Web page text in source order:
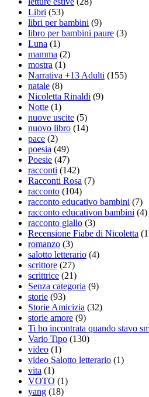
Libri (53)
libri per bambini (9)
libro per bambini paure (3)
Luna (1)
mamma (2)
mostra (1)
Narrativa +13 Adulti (155)
natale (8)
Nicoletta Rinaldi (9)
Notte (1)
nuove uscite (5)
nuovo libro (14)
pace (2)
poesia (49)
Poesie (47)
racconti (142)
Racconti Rosa (7)
racconto (104)
racconto educativo bambini (7)
racconto educativon bambini (4)
racconto giallo (3)
Recensione Fiabe di Nicoletta
romanzo (3)
salotto letterario (4)
scrittore (27)
scrittrice (21)
Senza categoria (9)
storie (93)
Storie Amicizia (32)
storie amore (9)
Ti ho incontrata quando stavo
Vario Tipo (130)
video (1)
video Salotto letterario (1)
vita (1)
VOTO (1)
yang (18)